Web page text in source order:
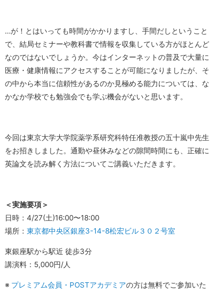
…が！とはいっても時間がかかりますし、手間だしということ
で、結局セミナーや教科書で情報を収集している方がほとんど
なのではないでしょうか。今はインターネットの普及で大量に
医療・健康情報にアクセスすることが可能になりましたが、そ
の中から本当に信頼性があるのか見極める能力については、な
かなか学校でも勉強会でも学ぶ機会がないと思います。
今回は東京大学大学院薬学系研究科特任准教授の五十嵐中先生
をお招きしました。通勤や昼休みなどの隙間時間にも、正確に
英論文を読み解く方法についてご講義いただきます。
＜実施要項＞
日時：4/27(土)16:00〜18:00
場所： 東京都中央区銀座3-14-8松宏ビル３０２号室
東銀座駅から駅近 徒歩3分
講演料：5,000円/人
※ プレミアム会員・POSTアカデミアの方は無料でご参加いた